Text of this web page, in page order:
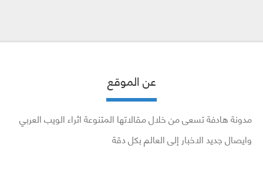
عن الموقع
مدونة هادفة تسعى من خلال مقالاتها المتنوعة اثراء الويب العربي
وايصال جديد الاخبار إلى العالم بكل دقة